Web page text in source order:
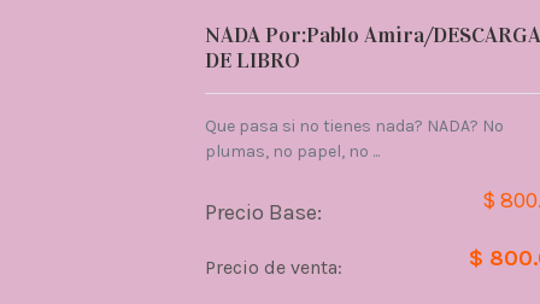
NADA Por:Pablo Amira/DESCARGA
DE LIBRO
Que pasa si no tienes nada? NADA? No
plumas, no papel, no ...
Precio Base: $
Precio de venta: $